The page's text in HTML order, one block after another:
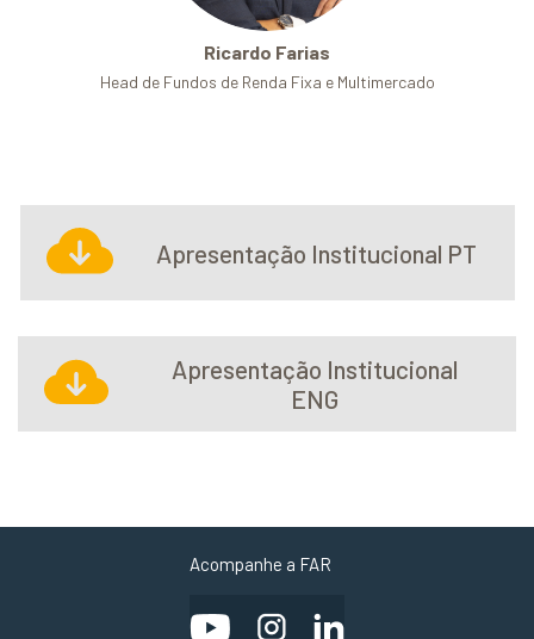
Ricardo Farias
Head de Fundos de Renda Fixa e Multimercado
Apresentação Institucional PT
Apresentação Institucional
ENG
Acompanhe a FAR